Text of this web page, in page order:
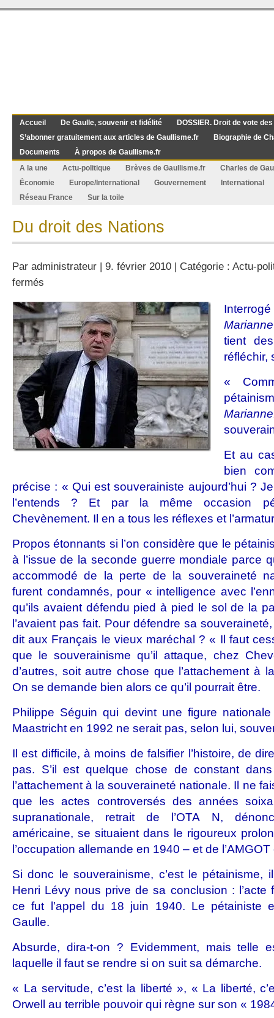
Accueil De Gaulle, souvenir et fidélité
DOSSIER. Droit de vote
S’abonner gratuitement aux articles de Gaullisme.fr
Biographie de
Documents
À propos de Gaullisme.fr
A la une
Actu-politique Brèves de Gaullisme.fr
Charles de
Économie
Europe/International Gouvernement
International
Réseau France
Sur la toile
Du droit des Nations
Par administrateur | 9. février 2010 | Catégorie : Actu-
fermés
droit
des
Nations
Marianne
tient
réfléchir,
«
Et au
bien
précise : « Qui est souverainiste aujourd’hui ?
l’entends ? Et par la même occasion
Chevènement. Il en a tous les réflexes et
Propos étonnants si l’on considère que le
à l’issue de la seconde guerre mondiale parce
accommodé de la perte de la souveraineté
furent condamnés, pour « intelligence avec
qu’ils avaient défendu pied à pied le sol de la
l’avaient pas fait. Pour défendre sa
dit aux Français le vieux maréchal ? « Il faut
que le souverainisme qu’il attaque, chez
d’autres, soit autre chose que l’attachement à
On se demande bien alors ce qu’il pourrait être.
Philippe Séguin qui devint une figure
Maastricht en 1992 ne serait pas, selon lui,
Il est difficile, à moins de falsifier l’histoire, de
pas. S’il est quelque chose de constant
l’attachement à la souveraineté nationale. Il ne
que les actes controversés des années
supranationale, retrait de l’OTA N,
américaine, se situaient dans le rigoureux
l’occupation allemande en 1940 – et de
Si donc le souverainisme, c’est le pétainisme,
Henri Lévy nous prive de sa conclusion : l’acte
ce fut l’appel du 18 juin 1940. Le pétainiste
Gaulle.
Absurde, dira-t-on ? Evidemment, mais telle
laquelle il faut se rendre si on suit sa démarche.
« La servitude, c’est la liberté », « La liberté,
Orwell au terrible pouvoir qui règne sur son «